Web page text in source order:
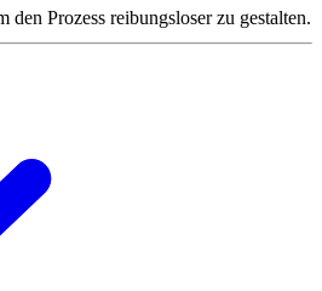
den Prozess reibungsloser zu gestalten.